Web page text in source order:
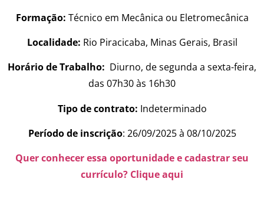
Formação: Técnico em Mecânica ou Eletromecânica
Localidade: Rio Piracicaba, Minas Gerais, Brasil
Horário de Trabalho: Diurno, de segunda a sexta-feira,
das 07h30 às 16h30
Tipo de contrato: Indeterminado
Período de inscrição: 26/09/2025 à 08/10/2025
Quer conhecer essa oportunidade e cadastrar seu
currículo? Clique aqui